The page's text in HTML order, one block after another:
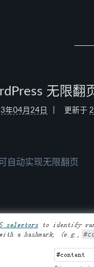
无限翻
年04月24日 更新于
自动实现无限翻页